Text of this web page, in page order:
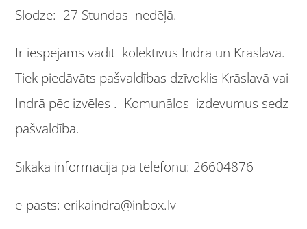
Slodze: 27 Stundas nedēļā.
Ir iespējams vadīt kolektīvus Indrā un Krāslavā.
Tiek piedāvāts pašvaldības dzīvoklis Krāslavā vai
Indrā pēc izvēles . Komunālos izdevumus sedz
pašvaldība.
Sīkāka informācija pa telefonu: 26604876
e-pasts: erikaindra@inbox.lv